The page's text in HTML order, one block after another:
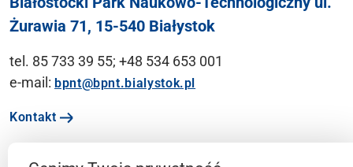
Żurawia 71, 15-540 Białystok
tel. 85 733 39 55; +48 534 653 001
e-mail: bpnt@bpnt.bialystok.pl
Kontakt